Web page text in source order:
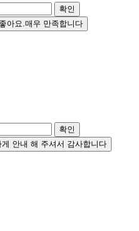
확인
아요.매우 만족합니다
확인
안내 해 주셔서 감사합니다